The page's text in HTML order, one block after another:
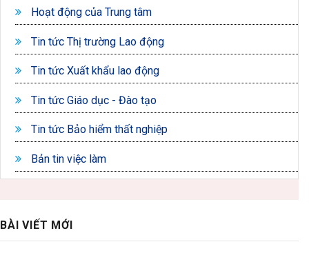
Hoạt động của Trung tâm
Tin tức Thị trường Lao động
Tin tức Xuất khẩu lao động
Tin tức Giáo dục - Đào tạo
Tin tức Bảo hiểm thất nghiệp
Bản tin việc làm
BÀI VIẾT MỚI